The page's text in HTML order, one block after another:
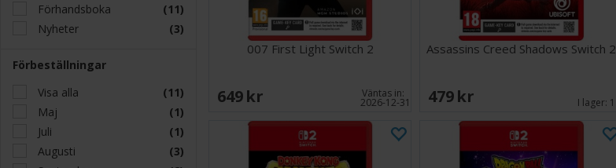
Förhandsboka
(11)
Nyheter
(3)
Förbeställningar
Visa alla
(11)
Maj
(1)
Juli
(1)
Augusti
(3)
007 First Light Switch 2
649 SEK Väntas in:
2026-12-31
Assassins Creed Shadows Switch 2
479 SEK I lager: 1